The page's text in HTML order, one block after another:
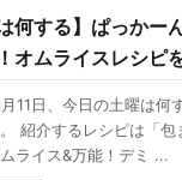
は何する】ぱっか
オムライスレシピ
11日、今日の土曜は何
紹介するレシピは「
ライス&万能！デミ ...